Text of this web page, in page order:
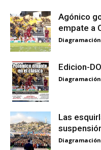
Agónico
empate a
Diagramación
Edicion-
Diagramación
Las
Diagramación